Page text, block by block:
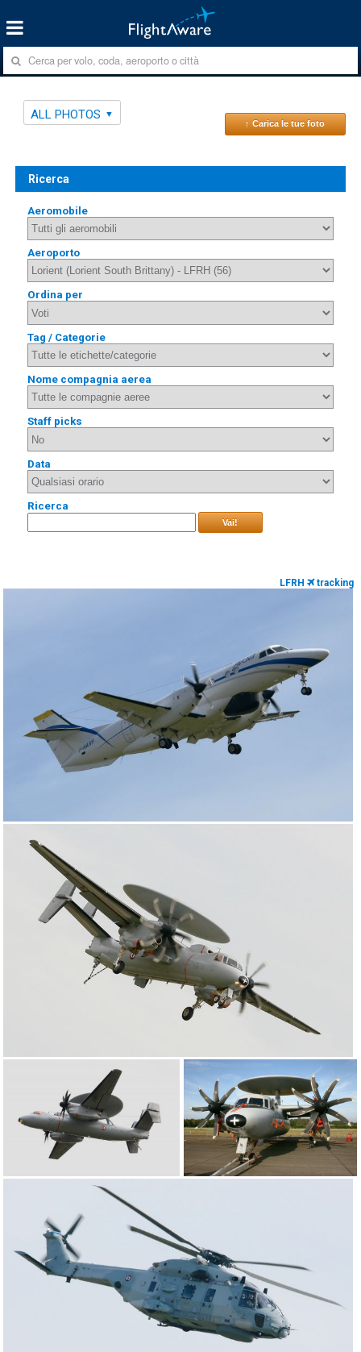
ALL PHOTOS
↑ Carica le tue foto
Ricerca
Aeromobile
Aeroporto
Ordina per
Tag / Categorie
Nome compagnia aerea
Staff picks
Data
Ricerca
Vai!
LFRH tracking